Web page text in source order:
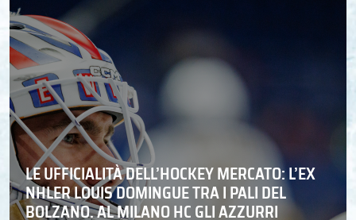
LE UFFICIALITÀ DELL’HOCKEY MERCATO: L’EX
NHLER LOUIS DOMINGUE TRA I PALI DEL
BOLZANO. AL MILANO HC GLI AZZURRI